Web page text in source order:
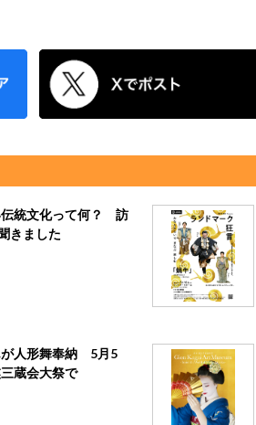
伝統文化って何？ 訪
きました
が人形舞奉納 5月5
蔵会大祭で